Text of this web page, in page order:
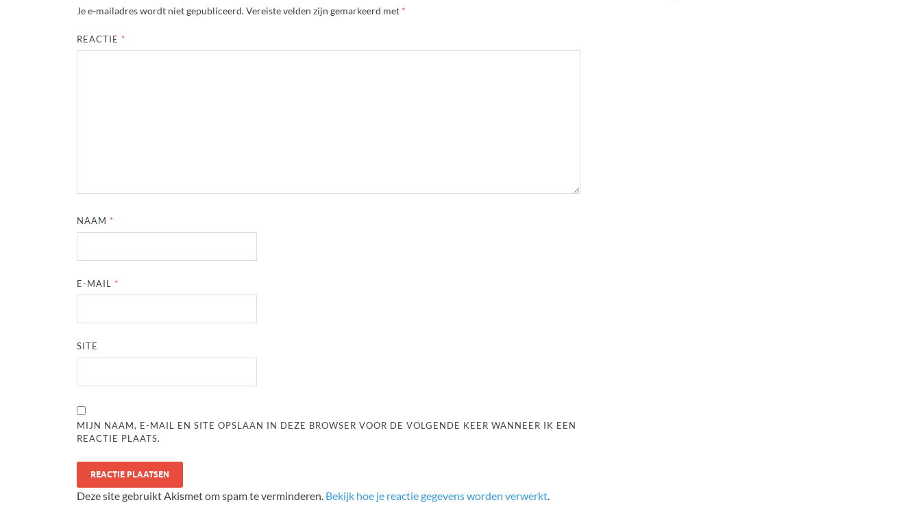
Je e-mailadres wordt niet gepubliceerd.Vereiste velden zijn gemarkeerd met *
REACTIE *
NAAM *
E-MAIL *
SITE
MIJN NAAM, E-MAIL EN SITE OPSLAAN IN DEZE BROWSER VOOR DE VOLGENDE KEER WANNEER IK EEN
REACTIE PLAATS.
Deze site gebruikt Akismet om spam te verminderen. Bekijk hoe je reactie gegevens worden verwerkt